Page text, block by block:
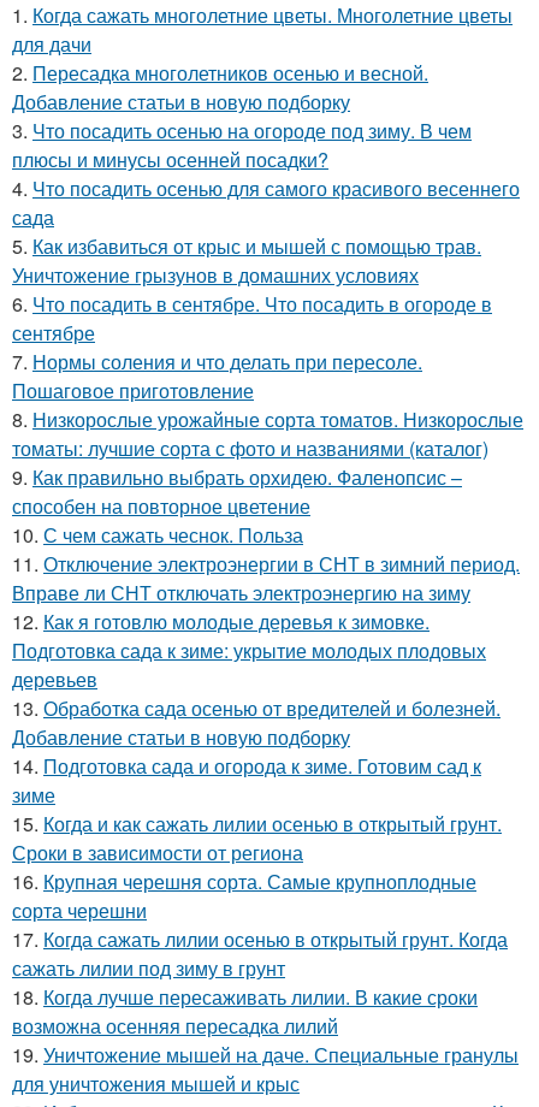
1. Когда сажать многолетние цветы. Многолетние цветы
для дачи
2. Пересадка многолетников осенью и весной.
Добавление статьи в новую подборку
3. Что посадить осенью на огороде под зиму. В чем
плюсы и минусы осенней посадки?
4. Что посадить осенью для самого красивого весеннего
сада
5. Как избавиться от крыс и мышей с помощью трав.
Уничтожение грызунов в домашних условиях
6. Что посадить в сентябре. Что посадить в огороде в
сентябре
7. Нормы соления и что делать при пересоле.
Пошаговое приготовление
8. Низкорослые урожайные сорта томатов. Низкорослые
томаты: лучшие сорта с фото и названиями (каталог)
9. Как правильно выбрать орхидею. Фаленопсис –
способен на повторное цветение
10. С чем сажать чеснок. Польза
11. Отключение электроэнергии в СНТ в зимний период.
Вправе ли СНТ отключать электроэнергию на зиму
12. Как я готовлю молодые деревья к зимовке.
Подготовка сада к зиме: укрытие молодых плодовых
деревьев
13. Обработка сада осенью от вредителей и болезней.
Добавление статьи в новую подборку
14. Подготовка сада и огорода к зиме. Готовим сад к
зиме
15. Когда и как сажать лилии осенью в открытый грунт.
Сроки в зависимости от региона
16. Крупная черешня сорта. Самые крупноплодные
сорта черешни
17. Когда сажать лилии осенью в открытый грунт. Когда
сажать лилии под зиму в грунт
18. Когда лучше пересаживать лилии. В какие сроки
возможна осенняя пересадка лилий
19. Уничтожение мышей на даче. Специальные гранулы
для уничтожения мышей и крыс